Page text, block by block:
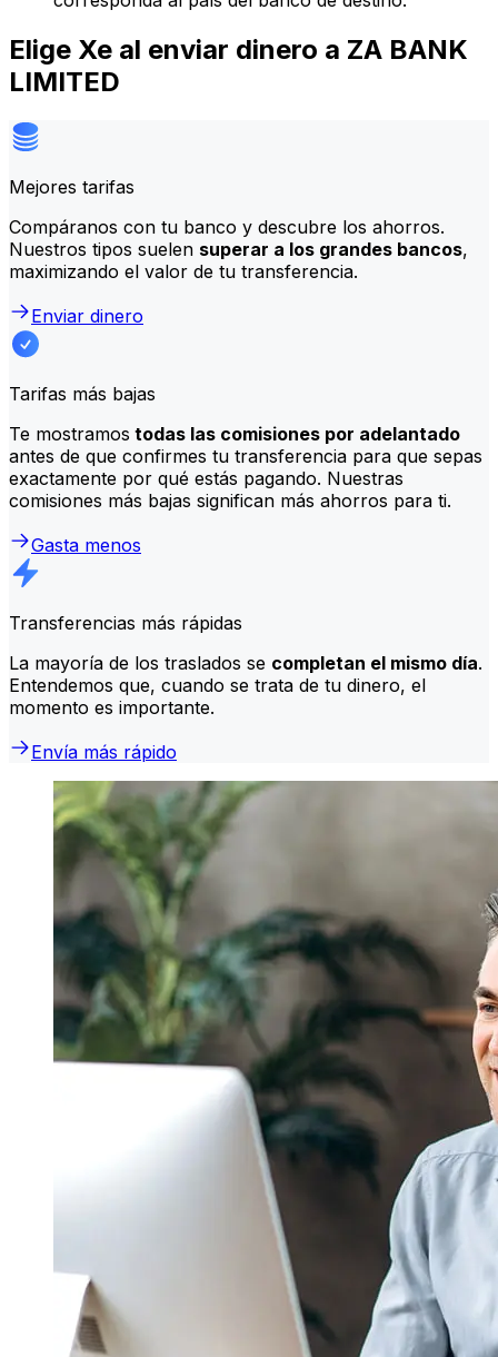
Elige Xe al enviar dinero a ZA BANK
LIMITED
Mejores tarifas
Compáranos con tu banco y descubre los ahorros.
Nuestros tipos suelen superar a los grandes bancos,
maximizando el valor de tu transferencia.
Enviar dinero
Tarifas más bajas
Te mostramos todas las comisiones por adelantado
antes de que confirmes tu transferencia para que sepas
exactamente por qué estás pagando. Nuestras
comisiones más bajas significan más ahorros para ti.
Gasta menos
Transferencias más rápidas
La mayoría de los traslados se completan el mismo día.
Entendemos que, cuando se trata de tu dinero, el
momento es importante.
Envía más rápido